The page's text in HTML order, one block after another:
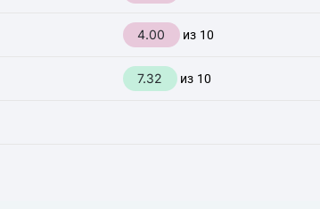
4.00 из 10
7.32 из 10